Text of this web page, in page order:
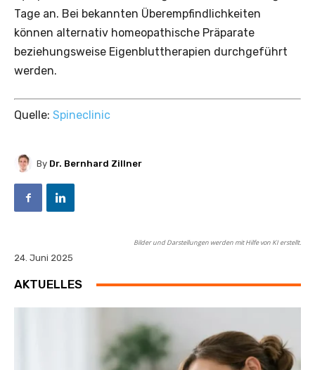
Tage an. Bei bekannten Überempfindlichkeiten
können alternativ homeopathische Präparate
beziehungsweise Eigenbluttherapien durchgeführt
werden.
Quelle: Spineclinic
By Dr. Bernhard Zillner
Bilder und Darstellungen werden mit Hilfe von KI erstellt.
24. Juni 2025
AKTUELLES